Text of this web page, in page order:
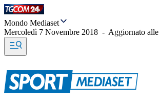
Mondo Mediaset
Mercoledì 7 Novembre 2018 - Aggiornato alle